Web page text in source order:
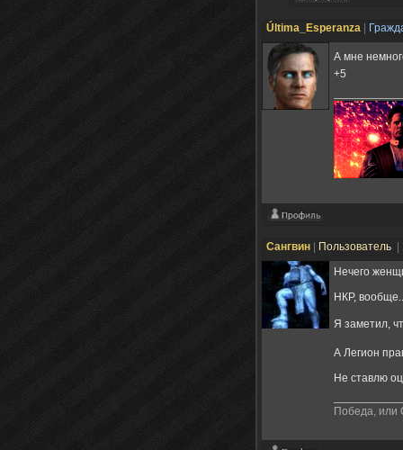
Última_Esperanza
А мне
+5
Сангвин Пользователь
Нечего
НКР,
Я заметил,
А Легион
Не ставлю
Победа, или